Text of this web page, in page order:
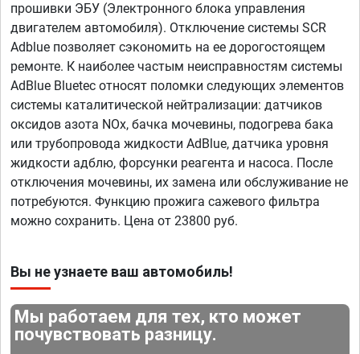
прошивки ЭБУ (Электронного блока управления
двигателем автомобиля). Отключение системы SCR
Adblue позволяет сэкономить на ее дорогостоящем
ремонте. К наиболее частым неисправностям системы
AdBlue Bluetec относят поломки следующих элементов
системы каталитической нейтрализации: датчиков
оксидов азота NOx, бачка мочевины, подогрева бака
или трубопровода жидкости AdBlue, датчика уровня
жидкости адблю, форсунки реагента и насоса. После
отключения мочевины, их замена или обслуживание не
потребуются. Функцию прожига сажевого фильтра
можно сохранить. Цена от 23800 руб.
Вы не узнаете ваш автомобиль!
Мы работаем для тех, кто может
почувствовать разницу.